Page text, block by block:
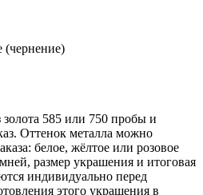
(чернение)
585 или 750 пробы и
Оттенок металла можно
белое, жёлтое или розовое
размер украшения и итоговая
индивидуально перед
этого украшения в